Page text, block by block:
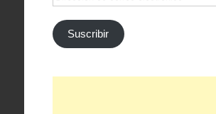
de
correo
electrónico
Suscribir